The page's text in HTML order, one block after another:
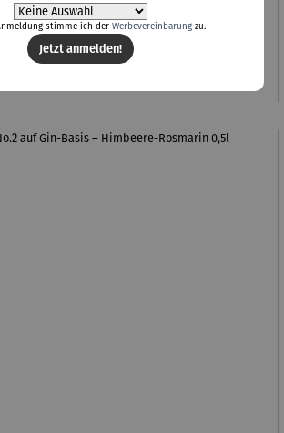
No.1 auf Gin-Basis – Lime-Basil 0,5l
Regulärer Preis:
stimme ich der Werbevereinbarungzu.
Jetzt anmelden!